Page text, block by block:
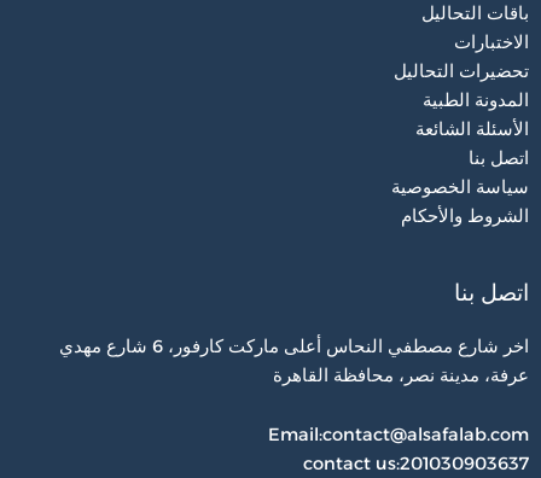
باقات التحاليل
الاختبارات
تحضيرات التحاليل
المدونة الطبية
الأسئلة الشائعة
اتصل بنا
سياسة الخصوصية
الشروط والأحكام
اتصل بنا
اخر شارع مصطفي النحاس أعلى ماركت كارفور، 6 شارع مهدي
عرفة، مدينة نصر، محافظة القاهرة‬
Email:contact@alsafalab.com
contact us:201030903637